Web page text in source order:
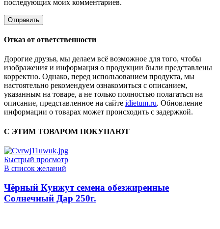
последующих моих комментариев.
Отказ от ответственности
Дорогие друзья, мы делаем всё возможное для того, чтобы
изображения и информация о продукции были представлены
корректно. Однако, перед использованием продукта, мы
настоятельно рекомендуем ознакомиться с описанием,
указанным на товаре, а не только полностью полагаться на
описание, представленное на сайте idietum.ru. Обновление
информации о товарах может происходить с задержкой.
С ЭТИМ ТОВАРОМ ПОКУПАЮТ
Быстрый просмотр
В список желаний
Чёрный Кунжут семена обезжиренные
Солнечный Дар 250г.